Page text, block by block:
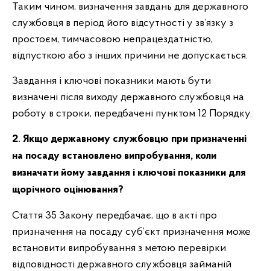
Таким чином, визначення завдань для державного
службовця в період його відсутності у зв’язку з
простоєм, тимчасовою непрацездатністю,
відпусткою або з інших причини не допускається.
Завдання і ключові показники мають бути
визначені після виходу державного службовця на
роботу в строки, передбачені пунктом 12 Порядку.
2. Якщо державному службовцю при призначенні
на посаду встановлено випробування, коли
визначати йому завдання і ключові показники для
щорічного оцінювання?
Стаття 35 Закону передбачає, що в акті про
призначення на посаду суб’єкт призначення може
встановити випробування з метою перевірки
відповідності державного службовця займаній